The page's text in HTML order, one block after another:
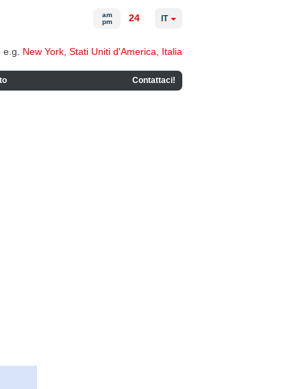
e.g. New York Stati Uniti d'America Italia
Contattaci!
am
pm
24 IT